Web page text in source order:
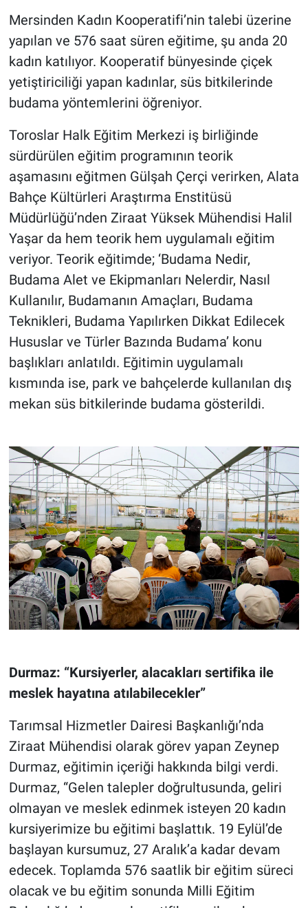
Mersinden Kadın Kooperatifi’nin talebi üzerine
yapılan ve 576 saat süren eğitime, şu anda 20
kadın katılıyor. Kooperatif bünyesinde çiçek
yetiştiriciliği yapan kadınlar, süs bitkilerinde
budama yöntemlerini öğreniyor.
Toroslar Halk Eğitim Merkezi iş birliğinde
sürdürülen eğitim programının teorik
aşamasını eğitmen Gülşah Çerçi verirken, Alata
Bahçe Kültürleri Araştırma Enstitüsü
Müdürlüğü’nden Ziraat Yüksek Mühendisi Halil
Yaşar da hem teorik hem uygulamalı eğitim
veriyor. Teorik eğitimde; ‘Budama Nedir,
Budama Alet ve Ekipmanları Nelerdir, Nasıl
Kullanılır, Budamanın Amaçları, Budama
Teknikleri, Budama Yapılırken Dikkat Edilecek
Hususlar ve Türler Bazında Budama’ konu
başlıkları anlatıldı. Eğitimin uygulamalı
kısmında ise, park ve bahçelerde kullanılan dış
mekan süs bitkilerinde budama gösterildi.
Durmaz: “Kursiyerler, alacakları sertifika ile
meslek hayatına atılabilecekler”
Tarımsal Hizmetler Dairesi Başkanlığı’nda
Ziraat Mühendisi olarak görev yapan Zeynep
Durmaz, eğitimin içeriği hakkında bilgi verdi.
Durmaz, “Gelen talepler doğrultusunda, geliri
olmayan ve meslek edinmek isteyen 20 kadın
kursiyerimize bu eğitimi başlattık. 19 Eylül’de
başlayan kursumuz, 27 Aralık’a kadar devam
edecek. Toplamda 576 saatlik bir eğitim süreci
olacak ve bu eğitim sonunda Milli Eğitim